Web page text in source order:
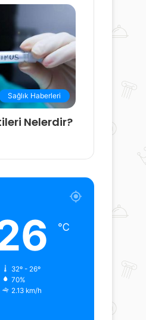
Sağlık Haberleri
Nelerdir?
℃
32º - 26º
70%
2.13 km/h